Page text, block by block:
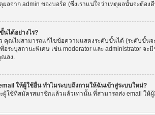
ลจาก admin ของบอร์ด (ซึ่งเราแน่ใจว่าเหตุผลนั้นจะต้อง
นได้อย่างไร?
คุณไม่สามารถแก้ไขข้อความแสดงระดับขั้นได้ (ระดับขั้น
อระบุสถานะพิเศษ เช่น moderator และ administrator
ณลง.
ให้ผู้ใช้อื่น ทำไมระบบถึงถามให้ฉันเข้าสู่ระบบใหม่?
ผู้ใช้ที่สมัครสมาชิกแล้วแล้วเท่านั้น ที่สามารถส่ง email ใ